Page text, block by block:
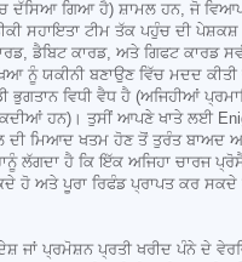
ਦੱਸਿਆ ਗਿਆ ਹੈ) ਸ਼ਾਮਲ ਹਨ, ਜੋ
ਸਹਾਇਤਾ ਟੀਮ ਤੱਕ ਪਹੁੰਚ ਦੀ
ਡੈਬਿਟ ਕਾਰਡ, ਅਤੇ ਗਿਫਟ ਕਾਰਡ
ਨੂੰ ਯਕੀਨੀ ਬਣਾਉਣ ਵਿੱਚ ਮਦਦ ਕੀਤੀ
ਭੁਗਤਾਨ ਵਿਧੀ ਵੈਧ ਹੈ (ਅਜਿਹੀਆਂ
ਹਨ)। ਤੁਸੀਂ ਆਪਣੇ ਖਾਤੇ ਲਈ
ਦੀ ਮਿਆਦ ਖਤਮ ਹੋਣ ਤੋਂ ਤੁਰੰਤ ਬਾਅਦ
ਲੱਗਦਾ ਹੈ ਕਿ ਇੱਕ ਅਜਿਹਾ ਚਾਰਜ
ਹੋ ਅਤੇ ਪੂਰਾ ਰਿਫੰਡ ਪ੍ਰਾਪਤ ਕਰ ਸਕਦੇ
ਜਾਂ ਪ੍ਰਮੋਸ਼ਨ ਪ੍ਰਤੀ ਖਰੀਦ ਪੰਨੇ ਦੇ